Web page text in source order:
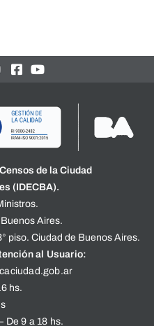
de la Ciudad
(IDECBA).
Aires.
piso. Ciudad de Buenos Aires.
al Usuario:
hs.
De 9 a 18 hs.